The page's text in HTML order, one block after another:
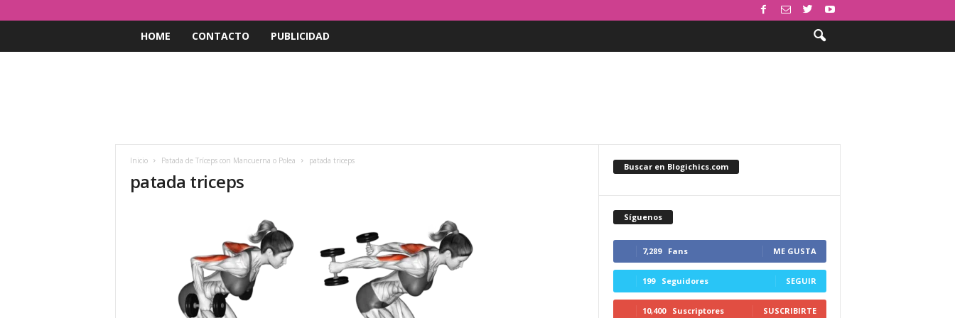
HOME CONTACTO PUBLICIDAD
Inicio Patada de Tríceps con Mancuerna o Polea patada triceps
patada triceps
Buscar en Blogichics.com
Síguenos
7,289 Fans ME GUSTA
199 Seguidores SEGUIR
10,400 Suscriptores SUSCRIBIRTE